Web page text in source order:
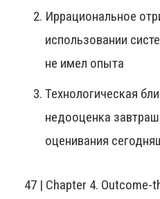
Иррациональное
использовании
не имел опыта
Технологическая
недооценка
оценивания
47 | Chapter 4.